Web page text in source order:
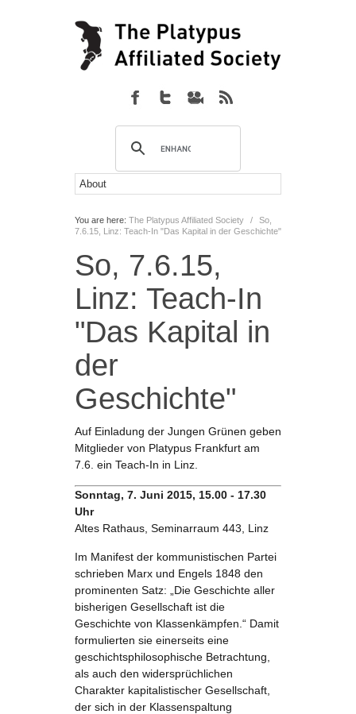
You are here: The Platypus Affiliated Society /
So,
7.6.15, Linz: Teach-In "Das Kapital in der Geschichte"
So, 7.6.15,
Linz: Teach-In
"Das Kapital in
der
Geschichte"
Auf Einladung der Jungen Grünen geben
Mitglieder von Platypus Frankfurt am
7.6. ein Teach-In in Linz.
Sonntag, 7. Juni 2015, 15.00 - 17.30
Uhr
Altes Rathaus, Seminarraum 443, Linz
Im Manifest der kommunistischen Partei
schrieben Marx und Engels 1848 den
prominenten Satz: „Die Geschichte aller
bisherigen Gesellschaft ist die
Geschichte von Klassenkämpfen.“ Damit
formulierten sie einerseits eine
geschichtsphilosophische Betrachtung,
als auch den widersprüchlichen
Charakter kapitalistischer Gesellschaft,
der sich in der Klassenspaltung